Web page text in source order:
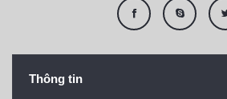
Thông tin